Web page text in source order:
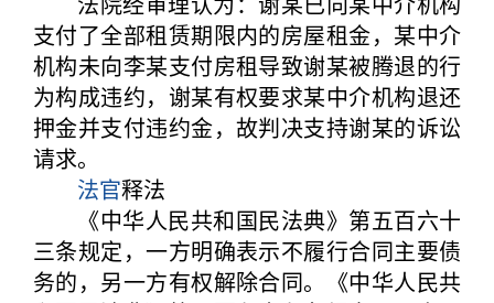
支付了全部租赁期限内的房屋租金，某中介
机构未向李某支付房租导致谢某被腾退的行
为构成违约，谢某有权要求某中介机构退还
押金并支付违约金，故判决支持谢某的诉讼
请求。
法官释法
《中华人民共和国民法典》第五百六十
三条规定，一方明确表示不履行合同主要债
务的，另一方有权解除合同。《中华人民共